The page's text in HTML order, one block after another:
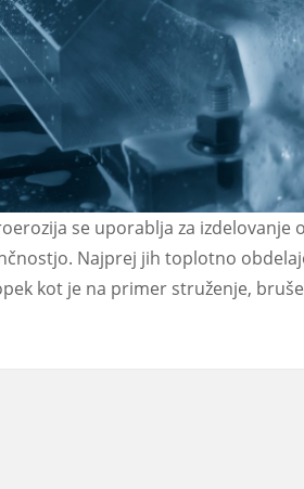
se uporablja za
Najprej jih toplotno
kot je na primer struženje,